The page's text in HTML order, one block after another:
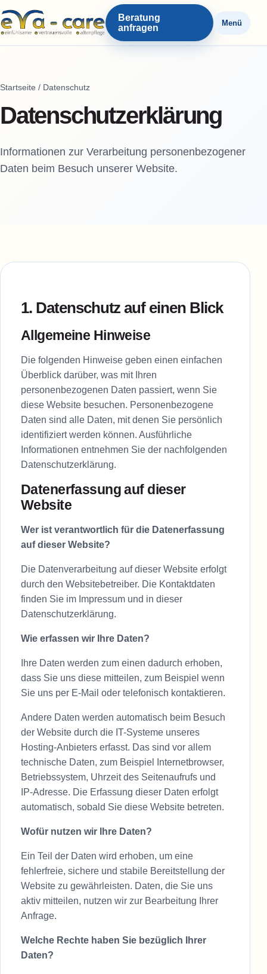
Beratung
anfragen
Menü
Startseite / Datenschutz
Datenschutzerklärung
Informationen zur Verarbeitung personenbezogener
Daten beim Besuch unserer Website.
1. Datenschutz auf einen Blick
Allgemeine Hinweise
Die folgenden Hinweise geben einen einfachen
Überblick darüber, was mit Ihren
personenbezogenen Daten passiert, wenn Sie
diese Website besuchen. Personenbezogene
Daten sind alle Daten, mit denen Sie persönlich
identifiziert werden können. Ausführliche
Informationen entnehmen Sie der nachfolgenden
Datenschutzerklärung.
Datenerfassung auf dieser
Website
Wer ist verantwortlich für die Datenerfassung
auf dieser Website?
Die Datenverarbeitung auf dieser Website erfolgt
durch den Websitebetreiber. Die Kontaktdaten
finden Sie im Impressum und in dieser
Datenschutzerklärung.
Wie erfassen wir Ihre Daten?
Ihre Daten werden zum einen dadurch erhoben,
dass Sie uns diese mitteilen, zum Beispiel wenn
Sie uns per E-Mail oder telefonisch kontaktieren.
Andere Daten werden automatisch beim Besuch
der Website durch die IT-Systeme unseres
Hosting-Anbieters erfasst. Das sind vor allem
technische Daten, zum Beispiel Internetbrowser,
Betriebssystem, Uhrzeit des Seitenaufrufs und
IP-Adresse. Die Erfassung dieser Daten erfolgt
automatisch, sobald Sie diese Website betreten.
Wofür nutzen wir Ihre Daten?
Ein Teil der Daten wird erhoben, um eine
fehlerfreie, sichere und stabile Bereitstellung der
Website zu gewährleisten. Daten, die Sie uns
aktiv mitteilen, nutzen wir zur Bearbeitung Ihrer
Anfrage.
Welche Rechte haben Sie bezüglich Ihrer
Daten?